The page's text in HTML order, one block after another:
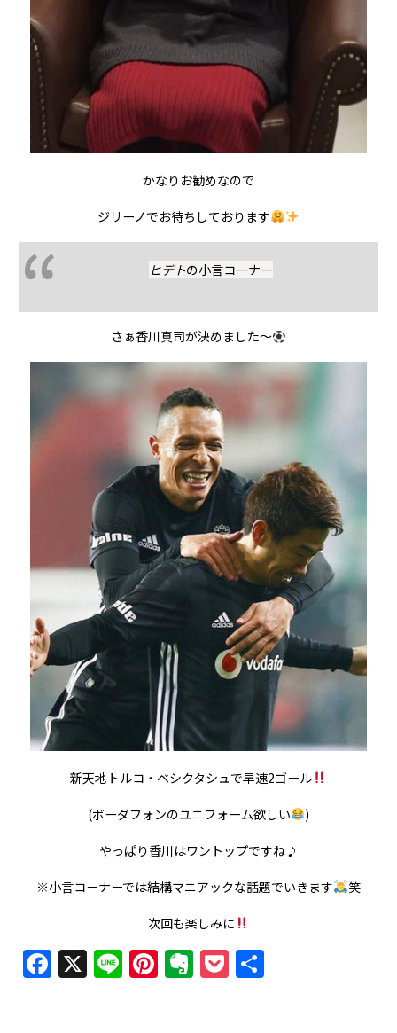
かなりお勧めなので
ジリーノでお待ちしております
ヒデトの小言コーナー
さぁ香川真司が決めました〜
新天地トルコ・ベシクタシュで早速2ゴール
(ボーダフォンのユニフォーム欲しい )
やっぱり香川はワントップですね♪
※小言コーナーでは結構マニアックな話題でいきます 笑
次回も楽しみに
Facebook
X LinePinterest
Evernote
Pocket